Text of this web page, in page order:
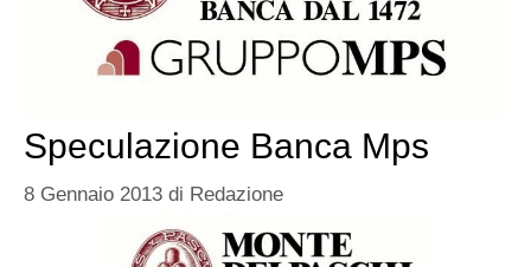
Speculazione Banca Mps
8 Gennaio 2013 di Redazione